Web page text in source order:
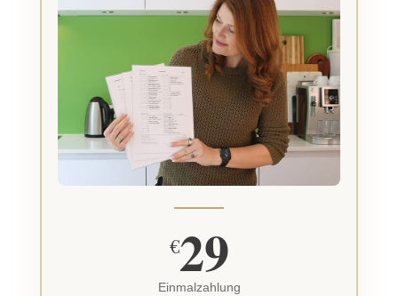
€29
Einmalzahlung